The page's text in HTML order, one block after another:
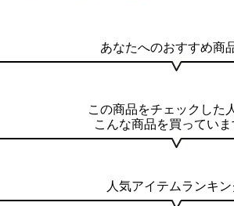
あなたへのおすすめ商
この商品をチェックした
こんな商品を買っていま
人気アイテムランキ